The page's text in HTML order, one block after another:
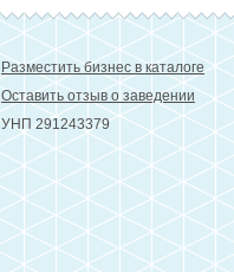
Разместить бизнес в каталоге
Оставить отзыв о заведении
УНП 291243379